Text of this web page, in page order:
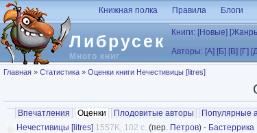
Перейти к основному содержанию
Либрусек
Много книг
Книжная полка Правила Блоги
Книги: [Новые]
Авторы: [А] [Б] [В] [Г]
Вы здесь
Главная » Статистика » Оценки книги Нечестивицы [litres]
Главные вкладки
Впечатления Оценки (активная вкладка)
Плодовитые авторы Популярные
Нечестивицы [litres] 1557K, 102 с. (пер. Петров) - Бастеррика